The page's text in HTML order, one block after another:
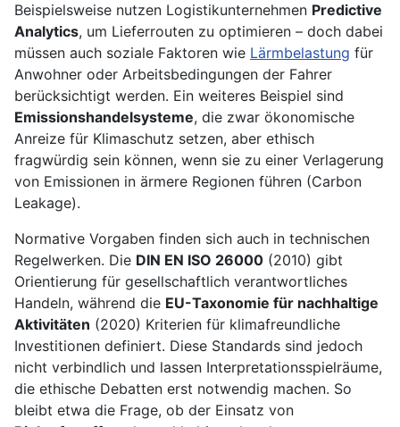
Beispielsweise nutzen Logistikunternehmen Predictive
Analytics, um Lieferrouten zu optimieren – doch dabei
müssen auch soziale Faktoren wie Lärmbelastung für
Anwohner oder Arbeitsbedingungen der Fahrer
berücksichtigt werden. Ein weiteres Beispiel sind
Emissionshandelsysteme, die zwar ökonomische
Anreize für Klimaschutz setzen, aber ethisch
fragwürdig sein können, wenn sie zu einer Verlagerung
von Emissionen in ärmere Regionen führen (Carbon
Leakage).
Normative Vorgaben finden sich auch in technischen
Regelwerken. Die DIN EN ISO 26000 (2010) gibt
Orientierung für gesellschaftlich verantwortliches
Handeln, während die EU-Taxonomie für nachhaltige
Aktivitäten (2020) Kriterien für klimafreundliche
Investitionen definiert. Diese Standards sind jedoch
nicht verbindlich und lassen Interpretationsspielräume,
die ethische Debatten erst notwendig machen. So
bleibt etwa die Frage, ob der Einsatz von